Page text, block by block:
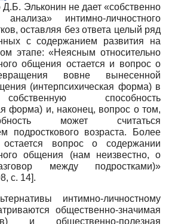
Д.Б. Эльконин не дает «собственно
анализа» интимно-личностного
оставляя без ответа целый ряд
с содержанием развития на
этапе: «Неясным относительно
общения остается и вопрос о
вовне вынесенной
(интерпсихическая форма) в
способность
форма) и, наконец, вопрос о том,
может считаться
подросткового возраста. Более
вопрос о содержании
общения (нам неизвестно, о
между подростками)»
, с. 14].
интимно-личностному
общественно-значимая
и общественно-полезная